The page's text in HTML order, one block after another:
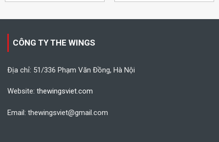
CÔNG TY THE WINGS
Địa chỉ: 51/336 Phạm Văn Đồng, Hà Nội
Website: thewingsviet.com
Email: thewingsviet@gmail.com